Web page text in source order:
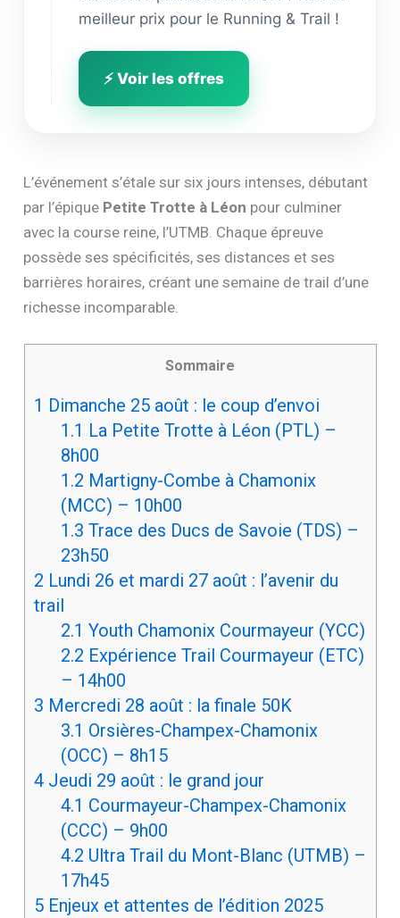
meilleur prix pour le Running & Trail !
⚡ Voir les offres
L’événement s’étale sur six jours intenses, débutant
par l’épique Petite Trotte à Léon pour culminer
avec la course reine, l’UTMB. Chaque épreuve
possède ses spécificités, ses distances et ses
barrières horaires, créant une semaine de trail d’une
richesse incomparable.
Sommaire
1 Dimanche 25 août : le coup d’envoi
1.1 La Petite Trotte à Léon (PTL) –
8h00
1.2 Martigny-Combe à Chamonix
(MCC) – 10h00
1.3 Trace des Ducs de Savoie (TDS) –
23h50
2 Lundi 26 et mardi 27 août : l’avenir du
trail
2.1 Youth Chamonix Courmayeur (YCC)
2.2 Expérience Trail Courmayeur (ETC)
– 14h00
3 Mercredi 28 août : la finale 50K
3.1 Orsières-Champex-Chamonix
(OCC) – 8h15
4Jeudi 29 août : le grand jour
4.1 Courmayeur-Champex-Chamonix
(CCC) – 9h00
4.2 Ultra Trail du Mont-Blanc (UTMB) –
17h45
5Enjeux et attentes de l’édition 2025